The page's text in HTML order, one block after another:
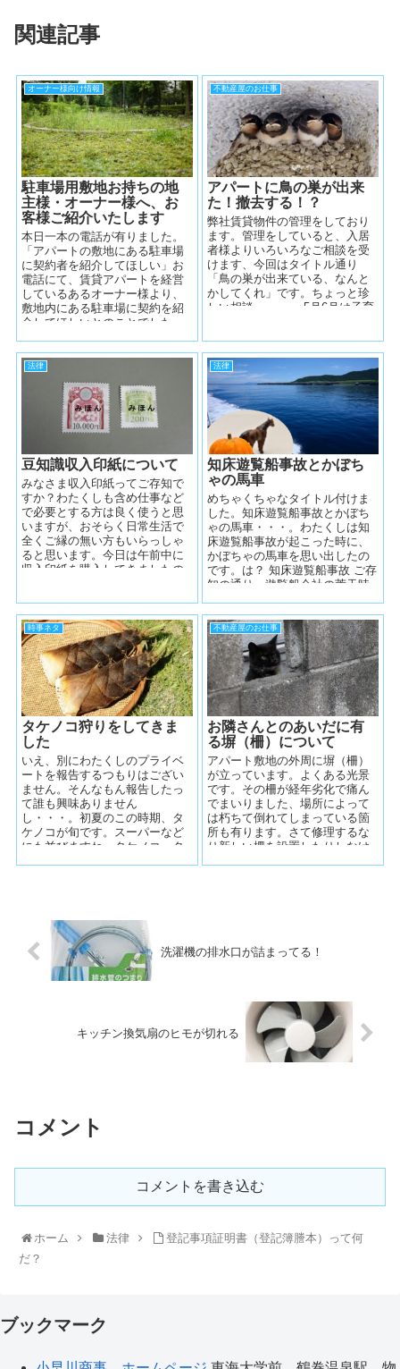
関連記事
オーナー様向け情報
駐車場用敷地お持ちの地
主様・オーナー様へ、お
客様ご紹介いたします
本日一本の電話が有りました。
「アパートの敷地にある駐車場
に契約者を紹介してほしい」お
電話にて、賃貸アパートを経営
しているあるオーナー様より、
敷地内にある駐車場に契約を紹
介してほしいとのことでした。
理の駐車場があ...
不動産屋のお仕事
アパートに鳥の巣が出来
た！撤去する！？
弊社賃貸物件の管理をしており
ます。管理をしていると、入居
者様よりいろいろなご相談を受
けます、今回はタイトル通り
「鳥の巣が出来ている、なんと
かしてくれ」です。ちょっと珍
しい相談・・・。 5月6月は子育
法律
豆知識収入印紙について
みなさま収入印紙ってご存知で
すか？わたくしも含め仕事など
で必要とする方は良く使うと思
いますが、おそらく日常生活で
全くご縁の無い方もいらっしゃ
ると思います。今日は午前中に
収入印紙を購入してきましたの
法律
知床遊覧船事故とかぼち
ゃの馬車
めちゃくちゃなタイトル付けま
した。知床遊覧船事故とかぼち
ゃの馬車・・・。わたくしは知
床遊覧船事故が起こった時に、
かぼちゃの馬車を思い出したの
です。は？ 知床遊覧船事故 ご存
知の通り、遊覧船会社の荒天時
時事ネタ
タケノコ狩りをしてきま
した
いえ、別にわたくしのプライベ
ートを報告するつもりはござい
ません。そんなもん報告したっ
て誰も興味ありません
し・・・。初夏のこの時期、タ
ケノコが旬です。スーパーなど
にも並びますね、タケノコ。タ
不動産屋のお仕事
お隣さんとのあいだに有
る塀（柵）について
アパート敷地の外周に塀（柵）
が立っています。よくある光景
です。その柵が経年劣化で痛ん
でまいりました、場所によって
は朽ちて倒れてしまっている箇
所も有ります。さて修理するな
り新しい柵を設置したりしなけ
洗濯機の排水口が詰まってる！
キッチン換気扇のヒモが切れる
コメント
コメントを書き込む
ホーム 法律
登記事項証明書（登記簿謄本）って何
だ？
ブックマーク